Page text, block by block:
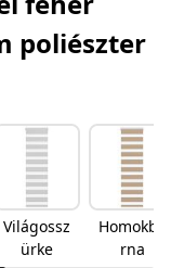
poliészter
Világossz
ürke
Homokba
rna